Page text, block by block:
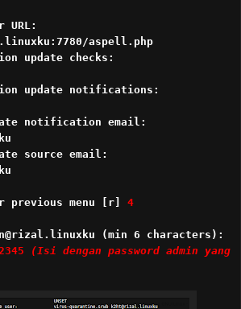
server URL:
aspell.php
update checks:
update notifications:
notification email:
source email:
menu [r] 4
(min 6 characters):
(Isi dengan password admin yang